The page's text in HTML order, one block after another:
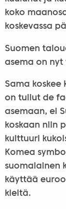
koko
koskevassa
Suomen
asema on nyt
Sama koskee
on tullut de
asemaan, ei
koskaan niin
kulttuuri
Komea
suomalainen
käyttää
kieltä.